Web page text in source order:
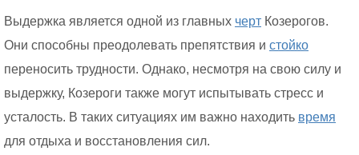
Выдержка является одной из главных черт Козерогов.
Они способны преодолевать препятствия и стойко
переносить трудности. Однако, несмотря на свою силу и
выдержку, Козероги также могут испытывать стресс и
усталость. В таких ситуациях им важно находить время
для отдыха и восстановления сил.